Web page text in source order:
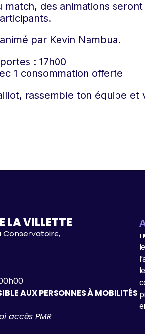
match, des animations
par Kevin Nambua.
: 17h00
1 consommation offerte
rassemble ton équipe et
LA VILLETTE
Conservatoire,
AUX PERSONNES À MOBILITÉS
accès PMR